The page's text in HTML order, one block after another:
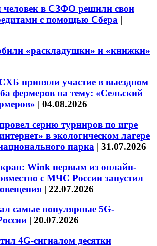
человек в СЗФО решили свои
с помощью Сбера |
«раскладушки» и «книжки»
приняли участие в выездном
фермеров на тему: «Сельский
| 04.08.2026
серию турниров по игре
в экологическом лагере
парка | 31.07.2026
Wink первым из онлайн-
с МЧС России запустил
| 22.07.2026
самые популярные 5G-
| 20.07.2026
4G-сигналом десятки